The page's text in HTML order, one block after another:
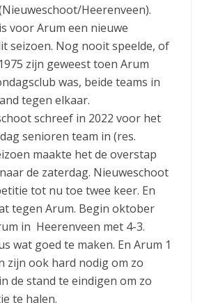
Heerenveen).
voor Arum een nieuwe
seizoen. Nog nooit speelde, of
zijn geweest toen Arum
was, beide teams in
tegen elkaar.
schreef in 2022 voor het
senioren team in (res.
maakte het de overstap
de zaterdag. Nieuweschoot
tot nu toe twee keer. En
tegen Arum. Begin oktober
in Heerenveen met 4-3.
wat goed te maken. En Arum 1
zijn ook hard nodig om zo
de stand te eindigen om zo
te halen.